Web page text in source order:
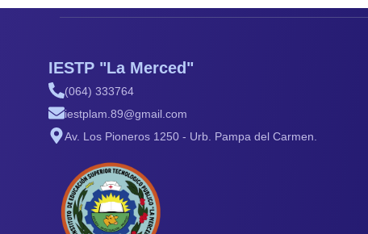
IESTP "La Merced"
(064) 333764
iestplam.89@gmail.com
Av. Los Pioneros 1250 - Urb. Pampa del Carmen.